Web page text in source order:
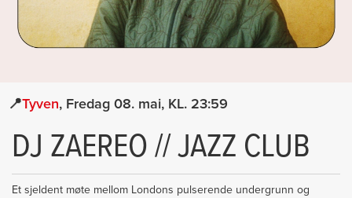
Tyven Fredag 08. mai 23:59
DJ ZAEREO // JAZZ CLUB
Et sjeldent møte mellom Londons pulserende undergrunn og